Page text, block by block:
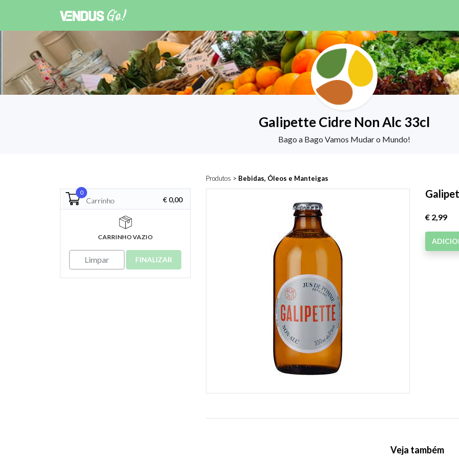
Galipette Cidre Non Alc 33cl
Bago a Bago Vamos Mudar o Mundo!
Produtos > Bebidas, Óleos e Manteigas
0
Carrinho € 0,00
CARRINHO VAZIO
Limpar FINALIZAR
€ 2,99
Veja também